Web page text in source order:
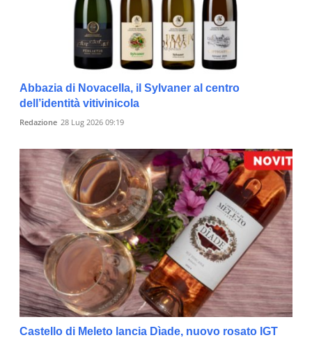
Abbazia di Novacella, il Sylvaner al centro
dell’identità vitivinicola
Redazione 28 Lug 2026 09:19
Castello di Meleto lancia Dìade, nuovo rosato IGT